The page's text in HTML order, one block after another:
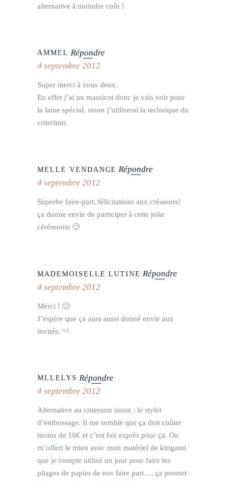
alternative à moindre coût !
AMMEL Répondre
4 septembre 2012
Super merci à vous deux.
En effet j’ai un massicot donc je vais voir pour
la lame spécial, sinon j’utiliserai la technique du
criterium.
MELLE VENDANGE Répondre
4 septembre 2012
Superbe faire-part, félicitations aux créateurs!
ça donne envie de participer à cette jolie
cérémonie 🙂
MADEMOISELLE LUTINE Répondre
4 septembre 2012
Merci ! 🙂
J’espère que ça aura aussi donné envie aux
invités. ^^
MLLELYS Répondre
4 septembre 2012
Alternative au criterium sinon : le stylet
d’embossage. Il me semble que ça doit coûter
moins de 10€ et c’est fait exprès pour ça. On
m’offert le mien avec mon matériel de kirigami
que je compte utilisé un jour pour faire les
pliages de papier de nos faire part…. ça promet